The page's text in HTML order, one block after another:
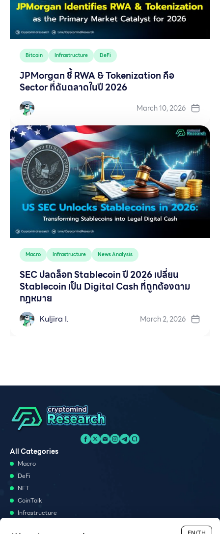
Bitcoin Infrastructure DeFi
JPMorgan ชี้ RWA & Tokenization คือ
Sector ที่ดันตลาดในปี 2026
March 10, 2026
Macro Infrastructure News Analysis
SEC ปลดล็อก Stablecoin ปี 2026 เปลี่ยน
Stablecoin เป็น Digital Cash ที่ถูกต้องตาม
กฎหมาย
Kuljira I. March 2, 2026
All Categories
Macro
DeFi
NFT
CoinTalk
Infrastructure